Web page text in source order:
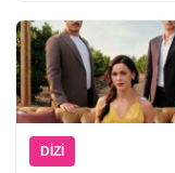
DIZI